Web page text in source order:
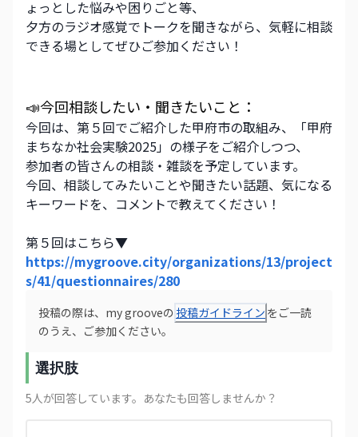
ょっとした悩みや困りごと等、
夕方のラジオ感覚でトークを聞きながら、気軽に相談
できる場としてぜひご参加ください！
📣今回相談したい・聞きたいこと：
今回は、第５回でご紹介した甲府市の取組み、「甲府
まちなか社会実験2025」の様子をご紹介しつつ、
参加者の皆さんの相談・雑談を予定しています。
​今回、相談してみたいことや聞きたい話題、気になる
キーワードを、コメントで教えてください！
第５回はこちら▼
https://mygroove.city/organizations/13/project
s/41/questionnaires/280
投稿の際は、my grooveの 投稿ガイドライン をご一読
のうえ、ご参加ください。
選択肢
5人が回答しています。あなたも回答しませんか？